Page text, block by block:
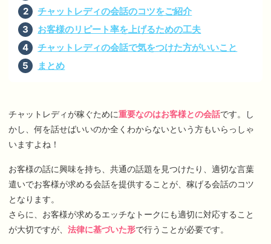
エンジェルライブ
チャットレディの会話のコツをご紹介
お客様のリピート率を上げるための工夫
チャットレディの会話で気をつけた方がいいこと
まとめ
チャットレディが稼ぐために重要なのはお客様との会話です。し
かし、何を話せばいいのか全くわからないという方もいらっしゃ
いますよね！
お客様の話に興味を持ち、共通の話題を見つけたり、適切な言葉
遣いでお客様が求める会話を提供することが、稼げる会話のコツ
となります。
さらに、お客様が求めるエッチなトークにも適切に対応すること
が大切ですが、法律に基づいた形で行うことが必要です。